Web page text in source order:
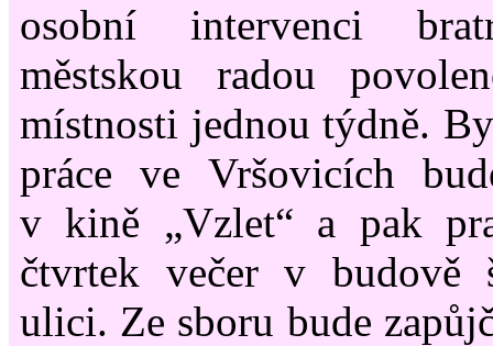
osobní intervenci
městskou radou
místnosti jednou týdně.
práce ve Vršovicích
v kině „Vzlet“ a pak
čtvrtek večer v budově
ulici. Ze sboru bude